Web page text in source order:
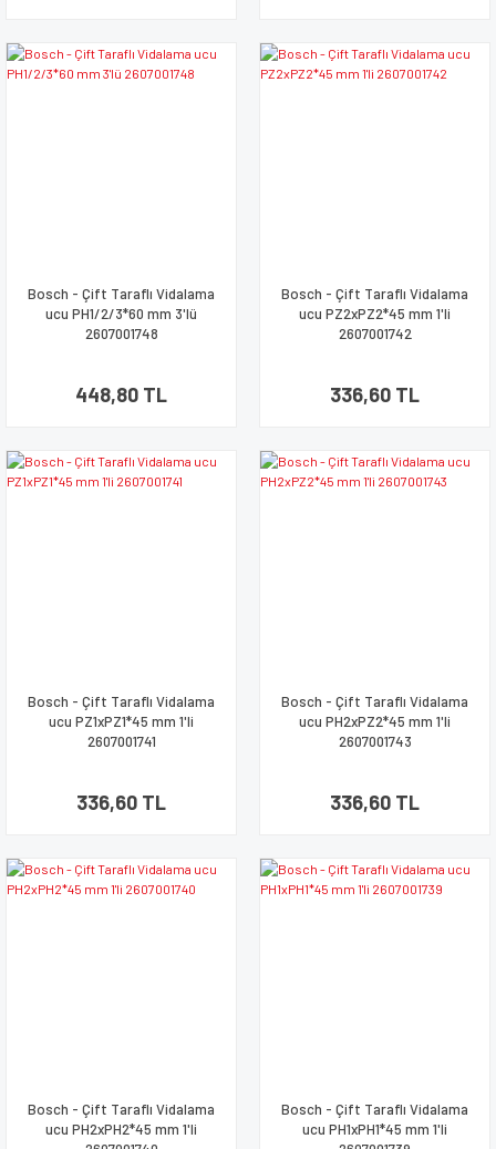
Bosch - Çift Taraflı Vidalama
ucu PH1/2/3*60 mm 3'lü
2607001748
448,80 TL
Bosch - Çift Taraflı Vidalama
ucu PZ2xPZ2*45 mm 1'li
2607001742
336,60 TL
Bosch - Çift Taraflı Vidalama
ucu PZ1xPZ1*45 mm 1'li
2607001741
336,60 TL
Bosch - Çift Taraflı Vidalama
ucu PH2xPZ2*45 mm 1'li
2607001743
336,60 TL
Bosch - Çift Taraflı Vidalama
ucu PH2xPH2*45 mm 1'li
Bosch - Çift Taraflı Vidalama
ucu PH1xPH1*45 mm 1'li